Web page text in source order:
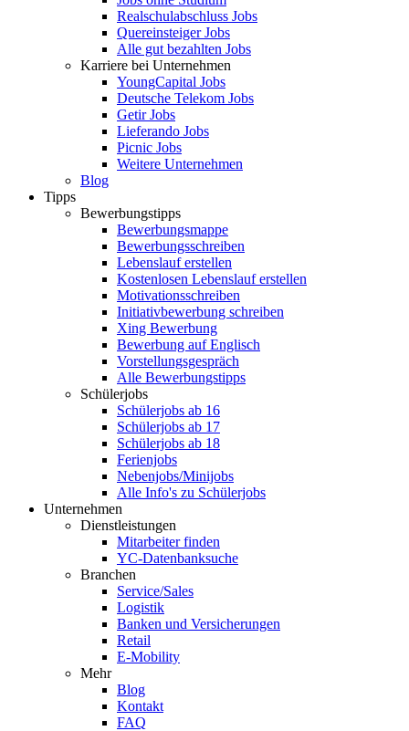
Realschulabschluss Jobs
Quereinsteiger Jobs
Alle gut bezahlten Jobs
Karriere bei Unternehmen
YoungCapital Jobs
Deutsche Telekom Jobs
Getir Jobs
Lieferando Jobs
Picnic Jobs
Weitere Unternehmen
Blog
Tipps
Bewerbungstipps
Bewerbungsmappe
Bewerbungsschreiben
Lebenslauf erstellen
Kostenlosen Lebenslauf erstellen
Motivationsschreiben
Initiativbewerbung schreiben
Xing Bewerbung
Bewerbung auf Englisch
Vorstellungsgespräch
Alle Bewerbungstipps
Schülerjobs
Schülerjobs ab 16
Schülerjobs ab 17
Schülerjobs ab 18
Ferienjobs
Nebenjobs/Minijobs
Alle Info's zu Schülerjobs
Unternehmen
Dienstleistungen
Mitarbeiter finden
YC-Datenbanksuche
Branchen
Service/Sales
Logistik
Banken und Versicherungen
Retail
E-Mobility
Mehr
Blog
Kontakt
FAQ